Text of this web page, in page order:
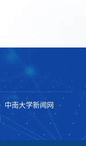
中南大学新闻网